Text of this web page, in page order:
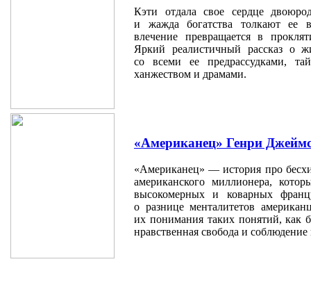
Кэти отдала свое сердце
и жажда богатства толкают ее в
влечение превращается в
Яркий реалистичный рассказ о
со всеми ее предрассудками,
ханжеством и драмами.
«Американец» Генри
«Американец» — история про
американского миллионера,
высокомерных и коварных
о разнице менталитетов
их понимания таких понятий, как
нравственная свобода и